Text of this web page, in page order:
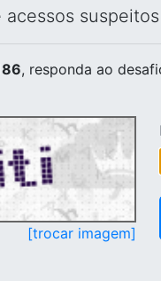
, responda ao
[trocar imagem]